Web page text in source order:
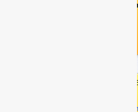
votre formule
souscrire à l'option
VOUS N’ÊTES PAS
acheter ce numéro à